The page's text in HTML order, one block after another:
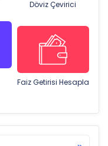
Döviz Çevirici
Faiz Getirisi Hesapla